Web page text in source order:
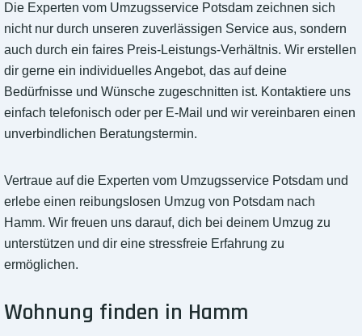
Die Experten vom Umzugsservice Potsdam zeichnen sich
nicht nur durch unseren zuverlässigen Service aus, sondern
auch durch ein faires Preis-Leistungs-Verhältnis. Wir erstellen
dir gerne ein individuelles Angebot, das auf deine
Bedürfnisse und Wünsche zugeschnitten ist. Kontaktiere uns
einfach telefonisch oder per E-Mail und wir vereinbaren einen
unverbindlichen Beratungstermin.
Vertraue auf die Experten vom Umzugsservice Potsdam und
erlebe einen reibungslosen Umzug von Potsdam nach
Hamm. Wir freuen uns darauf, dich bei deinem Umzug zu
unterstützen und dir eine stressfreie Erfahrung zu
ermöglichen.
Wohnung finden in Hamm